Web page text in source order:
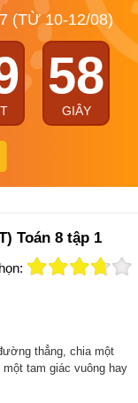
(TỪ 10-12/08)
57
GIÂY
Toán 8 tập 1
thẳng, chia một
tam giác vuông hay